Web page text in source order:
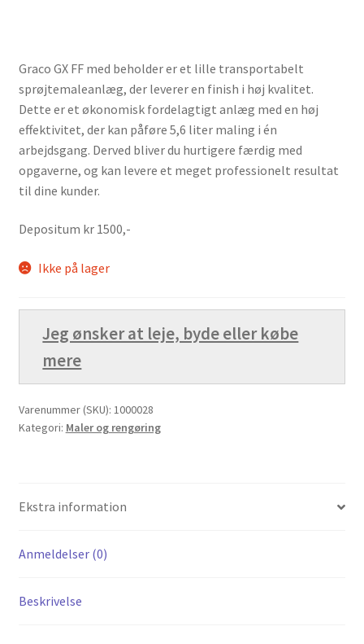
Let’s Keep In Touch
Medlemmer
Min konto
Min konto
Om os
Ønskeliste
Rabatløsning
Sæt din varer på auktion
SBMU FORFOR
Graco GX FF med beholder er et lille transportabelt
sprøjtemaleanlæg, der leverer en finish i høj kvalitet.
Dette er et økonomisk fordelagtigt anlæg med en høj
effektivitet, der kan påføre 5,6 liter maling i én
arbejdsgang. Derved bliver du hurtigere færdig med
opgaverne, og kan levere et meget professionelt resultat
til dine kunder.
Depositum kr 1500,-
Ikke på lager
Jeg ønsker at leje, byde eller købe
mere
Varenummer (SKU): 1000028
Kategori: Maler og rengøring
Ekstra information
Anmeldelser (0)
Beskrivelse